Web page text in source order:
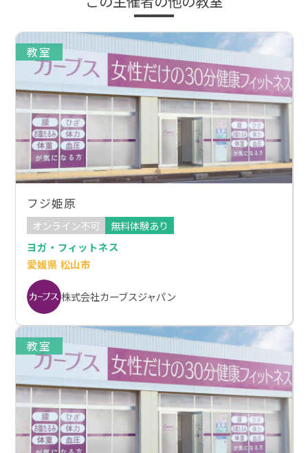
教室
フジ姫原
オンライン不可
無料体験あり
ヨガ・フィットネス
愛媛県 松山市
株式会社カーブスジャパン
教室